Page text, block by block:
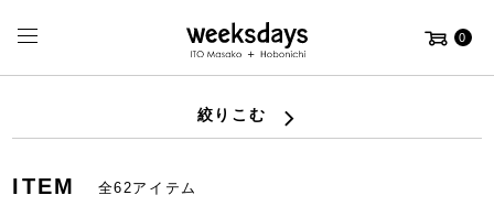
0
絞りこむ
ITEM 全62アイテム